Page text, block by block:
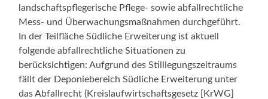
landschaftspflegerische Pflege- sowie abfallrechtliche
Mess- und Überwachungsmaßnahmen durchgeführt.
In der Teilfläche Südliche Erweiterung ist aktuell
folgende abfallrechtliche Situationen zu
berücksichtigen: Aufgrund des Stilllegungszeitraums
fällt der Deponiebereich Südliche Erweiterung unter
das Abfallrecht (Kreislaufwirtschaftsgesetz [KrWG]